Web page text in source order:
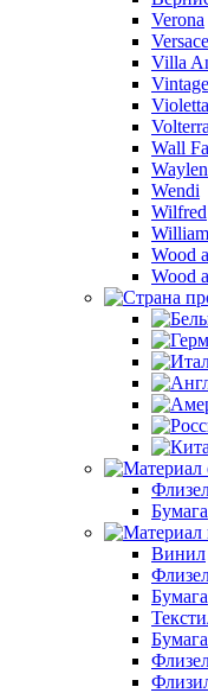
Verona
Versace
Villa
Violetta
Volterra
Wall
Wendi
Wilfred
William
Wood
Wood
Бумага
Винил
Бумага